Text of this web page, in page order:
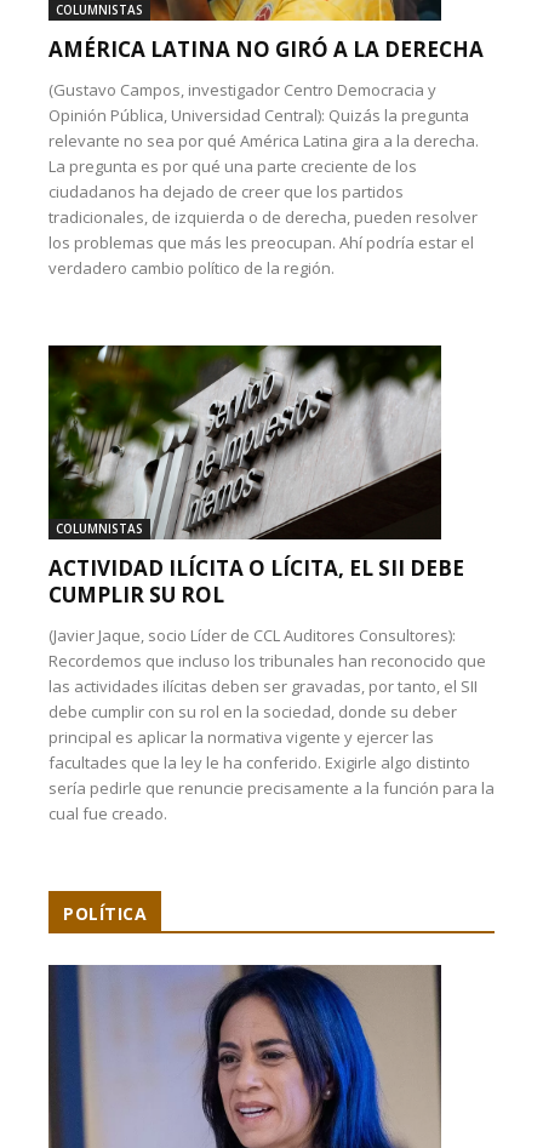
COLUMNISTAS
AMÉRICA LATINA NO GIRÓ A LA DERECHA
(Gustavo Campos, investigador Centro Democracia y
Opinión Pública, Universidad Central): Quizás la pregunta
relevante no sea por qué América Latina gira a la derecha.
La pregunta es por qué una parte creciente de los
ciudadanos ha dejado de creer que los partidos
tradicionales, de izquierda o de derecha, pueden resolver
los problemas que más les preocupan. Ahí podría estar el
verdadero cambio político de la región.
COLUMNISTAS
ACTIVIDAD ILÍCITA O LÍCITA, EL SII DEBE
CUMPLIR SU ROL
(Javier Jaque, socio Líder de CCL Auditores Consultores):
Recordemos que incluso los tribunales han reconocido que
las actividades ilícitas deben ser gravadas, por tanto, el SII
debe cumplir con su rol en la sociedad, donde su deber
principal es aplicar la normativa vigente y ejercer las
facultades que la ley le ha conferido. Exigirle algo distinto
sería pedirle que renuncie precisamente a la función para la
cual fue creado.
POLÍTICA